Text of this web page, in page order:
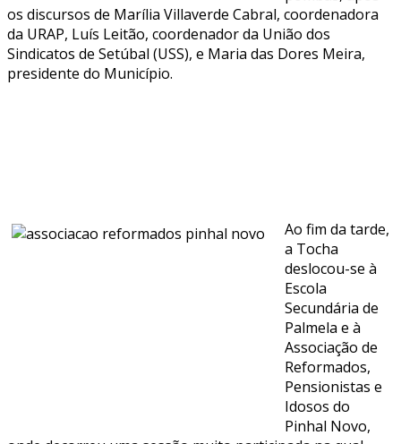
os discursos de Marília Villaverde Cabral, coordenadora
da URAP, Luís Leitão, coordenador da União dos
Sindicatos de Setúbal (USS), e Maria das Dores Meira,
presidente do Município.
Ao fim da tarde,
a Tocha
deslocou-se à
Escola
Secundária de
Palmela e à
Associação de
Reformados,
Pensionistas e
Idosos do
Pinhal Novo,